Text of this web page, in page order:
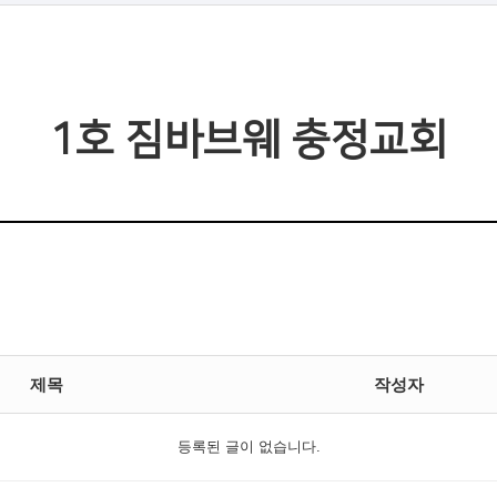
1호 짐바브웨 충정교회
제목 작성자
등록된 글이 없습니다.